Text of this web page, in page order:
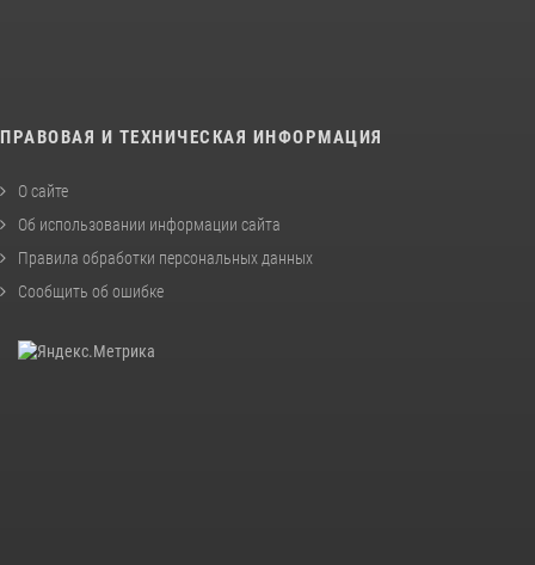
ПРАВОВАЯ И ТЕХНИЧЕСКАЯ ИНФОРМАЦИЯ
О сайте
Об использовании информации сайта
Правила обработки персональных данных
Сообщить об ошибке